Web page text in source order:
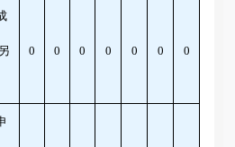
0 0 0 0 0 0 0